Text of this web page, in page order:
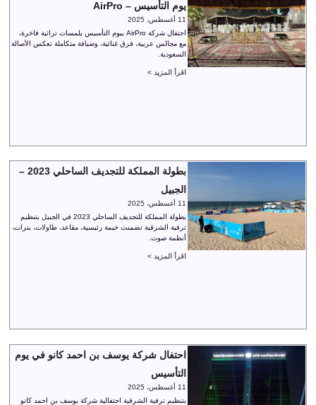
يوم التأسيس – AirPro
11 أغسطس، 2025
احتفال شركة AirPro بيوم التأسيس بلمسات تراثية فاخرة،
مع مجالس عربية، فرق غنائية، وضيافة متكاملة تعكس الأصالة
السعودية.
اقرأ المزيد >
بطولة المملكة للتجديف الساحلي 2023 –
الجبيل
11 أغسطس، 2025
بطولة المملكة للتجديف الساحلي 2023 في الجبيل بتنظيم
ترفية الشرقية تضمنت خيمة رئيسية، مقاعد، طاولات، بنرات،
أنظمة صوت.
اقرأ المزيد >
احتفال شركة يوسف بن احمد كانو في يوم
التأسيس
11 أغسطس، 2025
بتنظيم ترفية الشرقية احتفالية شركة يوسف بن احمد كانو